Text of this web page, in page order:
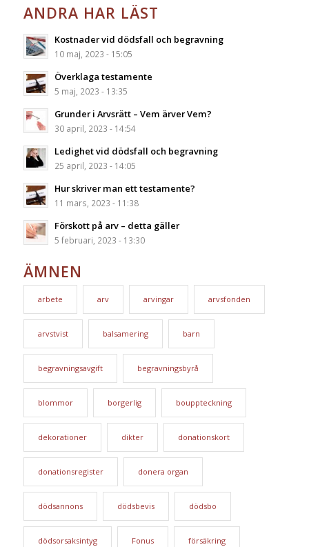
ANDRA HAR LÄST
Kostnader vid dödsfall och begravning
10 maj, 2023 - 15:05
Överklaga testamente
5 maj, 2023 - 13:35
Grunder i Arvsrätt – Vem ärver Vem?
30 april, 2023 - 14:54
Ledighet vid dödsfall och begravning
25 april, 2023 - 14:05
Hur skriver man ett testamente?
11 mars, 2023 - 11:38
Förskott på arv – detta gäller
5 februari, 2023 - 13:30
ÄMNEN
arbete arv arvingar arvsfonden
arvstvist balsamering barn
begravningsavgift begravningsbyrå
blommor borgerlig bouppteckning
dekorationer dikter donationskort
donationsregister donera organ
dödsannons dödsbevis dödsbo
dödsorsaksintyg Fonus försäkring